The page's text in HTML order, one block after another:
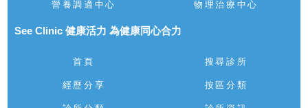
營養調適中心 物理治療中心
See Clinic 健康活力 為健康同心合力
首頁 搜尋診所
經歷分享 按區分類